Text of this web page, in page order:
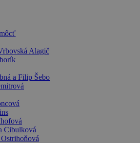
Alagič
a Filip Šebo
Cibulková